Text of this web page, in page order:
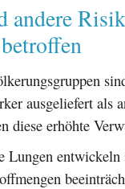
andere
ausgeliefert als
diese erhöhte
Lungen entwickeln